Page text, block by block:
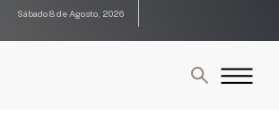
Sábado 8 de Agosto, 2026